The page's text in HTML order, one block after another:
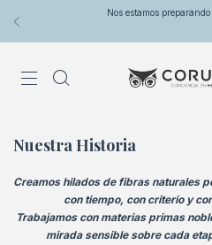
Nos estamos
Nuestra Historia
Creamos hilados de fibras naturales
con tiempo, con criterio y
Trabajamos con materias primas
mirada sensible sobre cada